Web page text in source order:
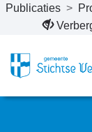
Naar
Publicaties >